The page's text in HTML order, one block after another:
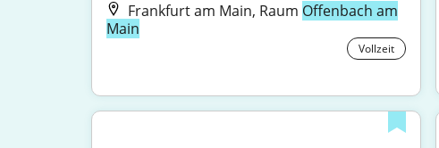
Frankfurt am Main, Raum Offenbach am
Main
Vollzeit